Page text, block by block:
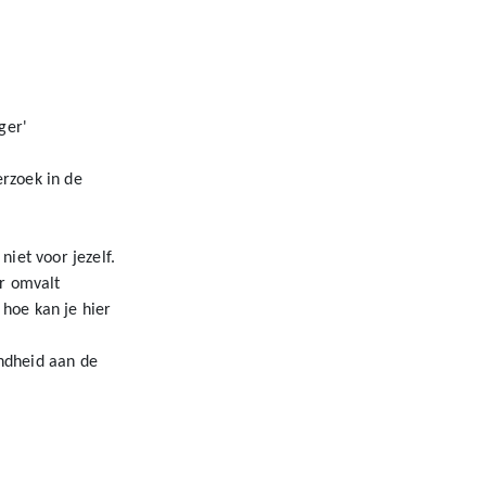
in de
voor jezelf.
omvalt
kan je hier
aan de